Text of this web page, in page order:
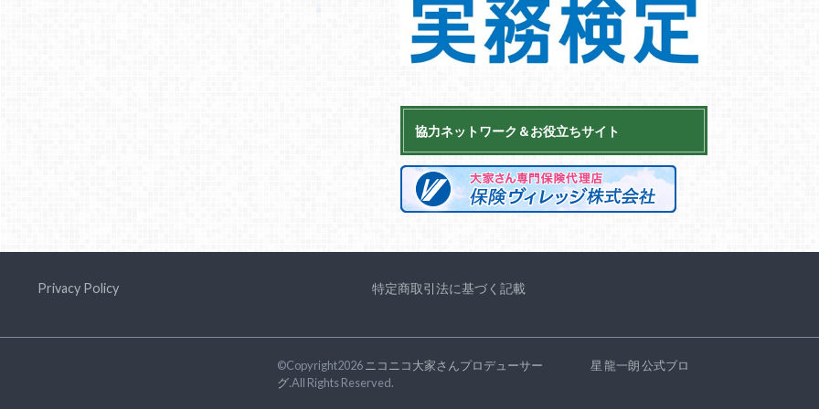
協力ネットワーク＆お役立ちサイト
Privacy Policy 特定商取引法に基づく記載
©Copyright2026 ニコニコ大家さんプロデューサー 星 龍一朗 公式ブロ
グ.All Rights Reserved.